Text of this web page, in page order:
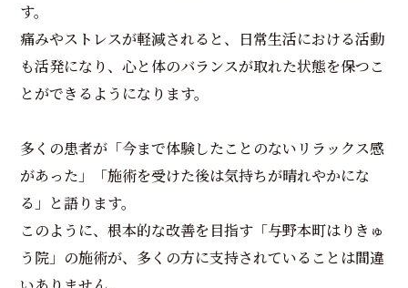
す。
痛みやストレスが軽減されると、日常生活における活動
も活発になり、心と体のバランスが取れた状態を保つこ
とができるようになります。
多くの患者が「今まで体験したことのないリラックス感
があった」「施術を受けた後は気持ちが晴れやかにな
る」と語ります。
このように、根本的な改善を目指す「与野本町はりきゅ
う院」の施術が、多くの方に支持されていることは間違